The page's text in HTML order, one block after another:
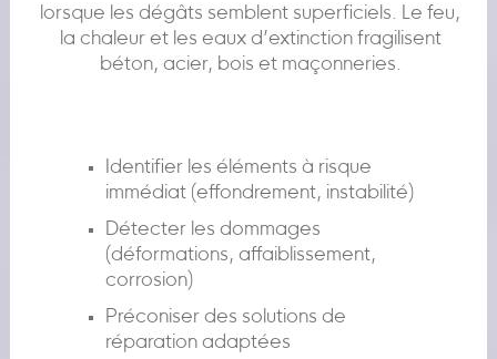
lorsque les dégâts semblent superficiels. Le feu,
la chaleur et les eaux d’extinction fragilisent
béton, acier, bois et maçonneries.
Identifier les éléments à risque
immédiat (effondrement, instabilité)
Détecter les dommages
(déformations, affaiblissement,
corrosion)
Préconiser des solutions de
réparation adaptées